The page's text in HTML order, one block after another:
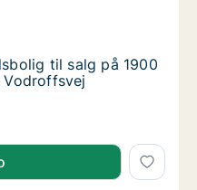
til salg på 1900
salg på 1900
til salg på 1900
til salg på 1900
Vodroffsvej
til salg på 1900